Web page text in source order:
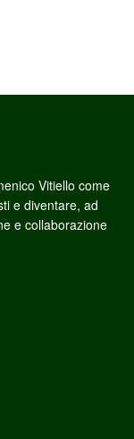
Vitiello come
e diventare, ad
e collaborazione